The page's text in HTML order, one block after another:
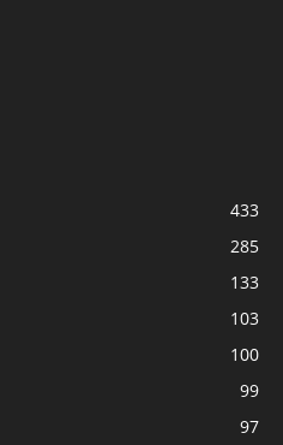
433
285
133
103
100
99
97